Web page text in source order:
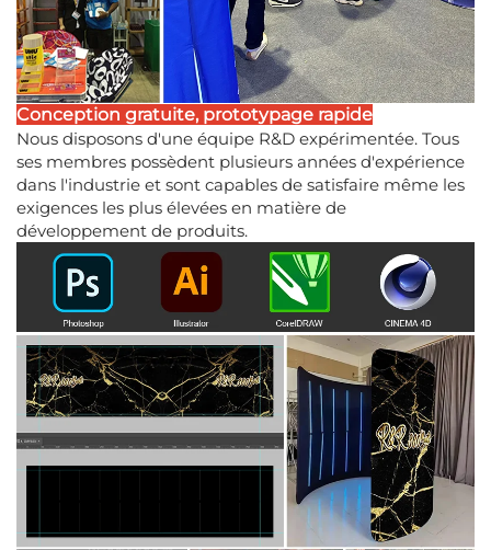
Conception gratuite, prototypage rapide
Nous disposons d'une équipe R&D expérimentée. Tous
ses membres possèdent plusieurs années d'expérience
dans l'industrie et sont capables de satisfaire même les
exigences les plus élevées en matière de
développement de produits.